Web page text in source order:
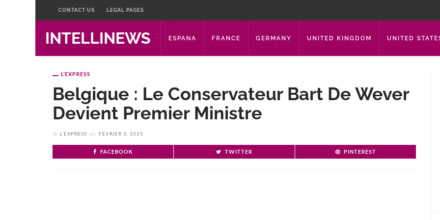
CONTACT US LEGAL PAGES
INTELLINEWS ESPANA FRANCE GERMANY UNITED KINGDOM UNITED
L’EXPRESS
Belgique : Le Conservateur Bart De Wever
Devient Premier Ministre
L’EXPRESS on FÉVRIER 3, 2025
FACEBOOK TWITTER PINTEREST